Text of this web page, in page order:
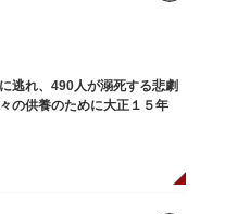
逃れ、490人が溺死する悲劇
の供養のために大正１５年